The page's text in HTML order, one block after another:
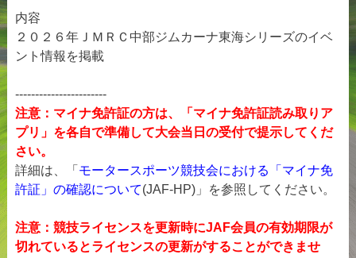
内容
２０２６年ＪＭＲＣ中部ジムカーナ東海シリーズのイベ
ント情報を掲載
-----------------------
注意：マイナ免許証の方は、「マイナ免許証読み取りア
プリ」を各自で準備して大会当日の受付で提示してくだ
さい。
詳細は、「 モータースポーツ競技会における「マイナ免
許証」の確認について(JAF-HP)」を参照してください。
注意：競技ライセンスを更新時にJAF会員の有効期限が
切れているとライセンスの更新がすることができませ